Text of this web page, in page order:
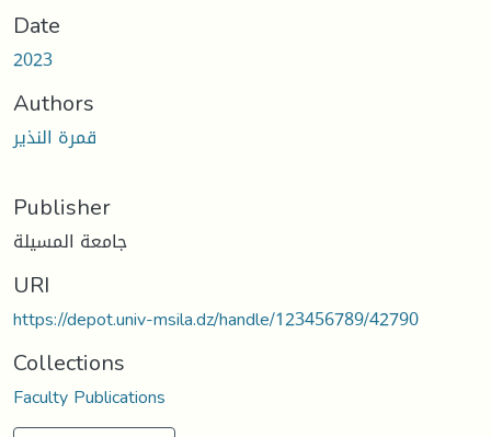
Date
2023
Authors
قمرة النذير
Publisher
جامعة المسيلة
URI
https://depot.univ-msila.dz/handle/123456789/42790
Collections
Faculty Publications